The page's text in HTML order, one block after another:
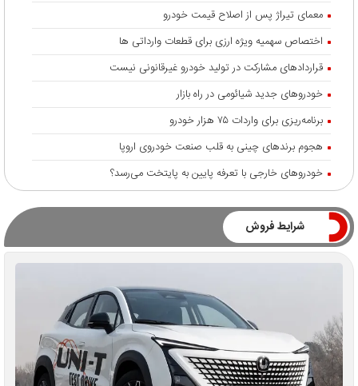
معمای تیراژ پس از اصلاح قیمت خودرو
اختصاص سهمیه ویژه ارزی برای قطعات وارداتی ها
قراردادهای مشارکت در تولید خودرو غیرقانونی نیست
خودروهای جدید شیائومی در راه بازار
برنامه‌ریزی برای واردات ۷۵ هزار خودرو
هجوم برندهای چینی به قلب صنعت خودروی اروپا
خودروهای خارجی با تعرفه پایین به پایتخت می‌رسد؟
شرایط فروش